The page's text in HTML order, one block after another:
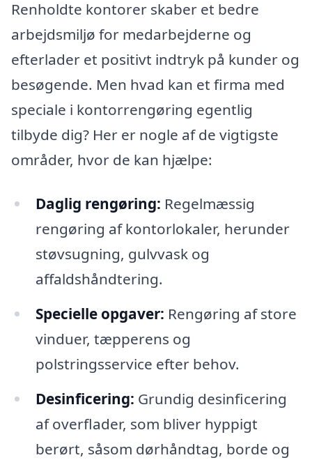
Renholdte kontorer skaber et bedre
arbejdsmiljø for medarbejderne og
efterlader et positivt indtryk på kunder og
besøgende. Men hvad kan et firma med
speciale i kontorrengøring egentlig
tilbyde dig? Her er nogle af de vigtigste
områder, hvor de kan hjælpe:
Daglig rengøring: Regelmæssig
rengøring af kontorlokaler, herunder
støvsugning, gulvvask og
affaldshåndtering.
Specielle opgaver: Rengøring af store
vinduer, tæpperens og
polstringsservice efter behov.
Desinficering: Grundig desinficering
af overflader, som bliver hyppigt
berørt, såsom dørhåndtag, borde og